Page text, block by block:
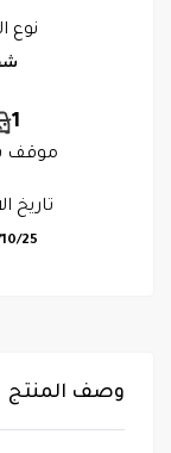
نوع
1
موقف
تاريخ
25
وصف المنتج